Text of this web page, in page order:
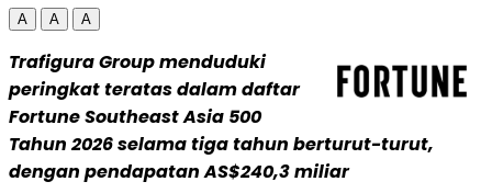
A A A
Trafigura Group menduduki
peringkat teratas dalam daftar
Fortune Southeast Asia 500
Tahun 2026 selama tiga tahun berturut-turut,
dengan pendapatan AS$240,3 miliar